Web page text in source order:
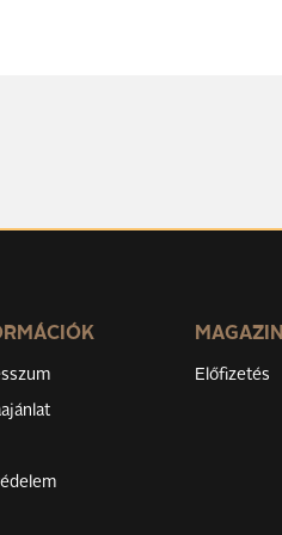
MAGAZIN
Előfizetés